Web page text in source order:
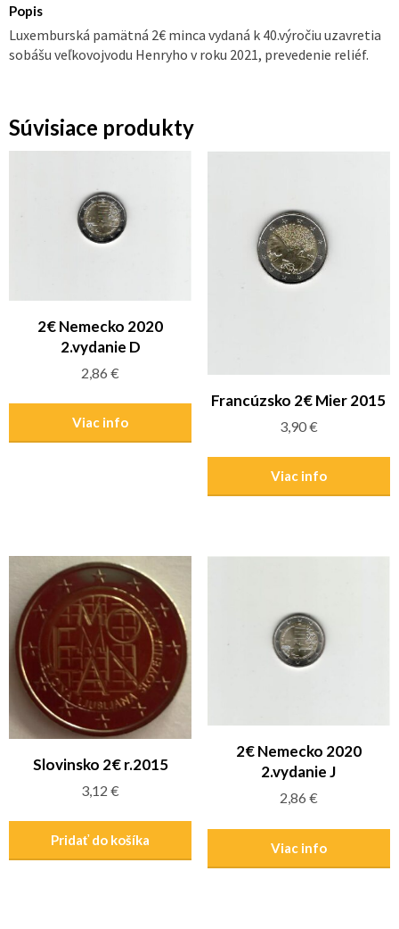
Popis
Luxemburská pamätná 2€ minca vydaná k 40.výročiu uzavretia
sobášu veľkovojvodu Henryho v roku 2021, prevedenie reliéf.
Súvisiace produkty
2€ Nemecko 2020
2.vydanie D
2,86€
Viac info
Francúzsko 2€ Mier 2015
3,90€
Viac info
Slovinsko 2€ r.2015
3,12€
Pridať do košíka
2€ Nemecko 2020
2.vydanie J
2,86 €
Viac info